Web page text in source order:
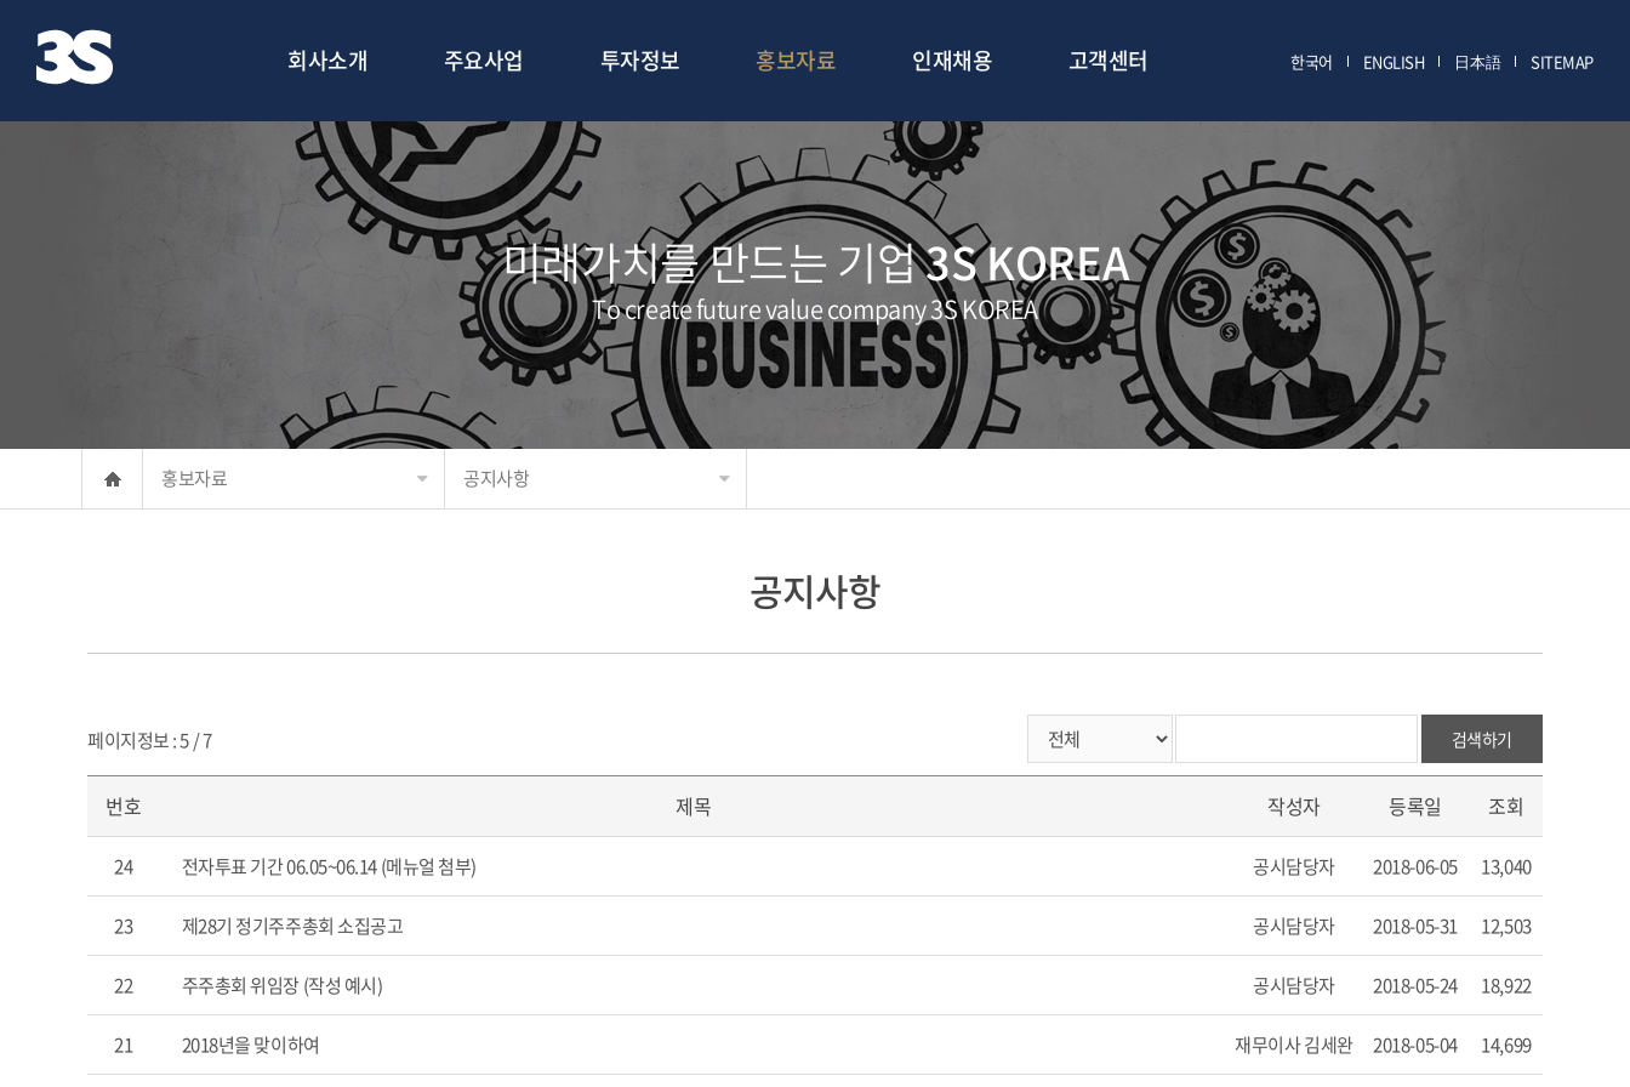
회사소개 주요사업 투자정보 홍보자료 인재채용 고객센터 한국어 ENGLISH 日本語 SITEMAP
미래가치를 만드는 기업3S KOREA
To create future value company 3S KOREA
홍보자료 공지사항
공지사항
페이지정보 : 5 / 7 검색하기
번호 제목 작성자 등록일 조회
24 전자투표 기간 06.05~06.14 (메뉴얼 첨부) 공시담당자 2018-06-05 13,040
23 제28기 정기주주총회 소집공고 공시담당자 2018-05-31 12,503
22 주주총회 위임장 (작성 예시) 공시담당자 2018-05-24 18,922
21 2018년을 맞이하여 재무이사 김세완 2018-05-04 14,699